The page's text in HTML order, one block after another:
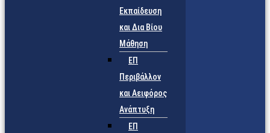
Εκπαίδευση
και Δια Βίου
Μάθηση
ΕΠ
Περιβάλλον
και Αειφόρος
Ανάπτυξη
ΕΠ